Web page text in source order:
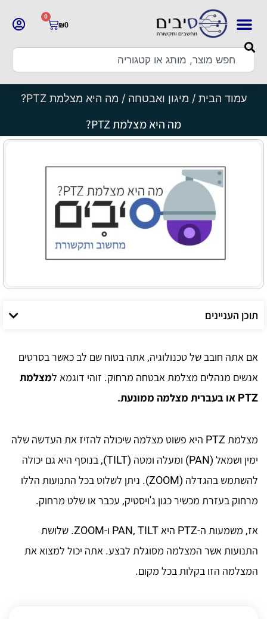
₪0
0
עמוד הבית / מיגון ואבטחה / מה היא מצלמת PTZ?
מה היא מצלמת PTZ?
תוכן העניינים
אם אתה חובב של טכנולוגיה, אתה בטוח שם לב כאשר בסרטים
אנשים מנהלים מצלמת אבטחה מרחוק. זוהי דוגמא למצלמת
PTZ או בעברית מצלמה ממונעת.
מצלמת PTZ היא פשוט מצלמה שיכולה להזיז את העדשה שלה
ימין ושמאל (PAN) ומעלה ומטה (TILT), בנוסף היא גם יכולה
להשתמש בהגדלה (ZOOM). ניתן לשלוט בכל התנועות הללו
מרחוק בעזרת מכשיר כגון ג'ויסטיק, עכבר או שלט מרחוק.
אז, משמעות ה-PTZ היא PAN, TILT ו-ZOOM. שלושת
התנועות אשר המצלמה מסוגלת לבצע. אתה יכול למצוא את
המצלמה הזו בקלות בכל מקום.